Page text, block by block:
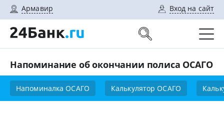
Армавир Вход на сайт
Напоминание об окончании полиса ОСАГО
Напоминалка ОСАГО Калькулятор ОСАГО